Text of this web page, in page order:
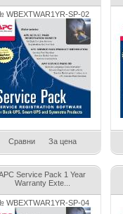
WBEXTWAR1YR-SP-02
Сравни За цена
Service Pack 1 Year
Warranty Exte...
WBEXTWAR1YR-SP-04